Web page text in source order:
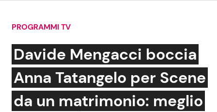
Cerca:
News e Cronaca
Attualità Italiana
Gossip e TV
Bellezze VIP
PROGRAMMI TV
Davide Mengacci boccia
Anna Tatangelo per Scene
da un matrimonio: meglio